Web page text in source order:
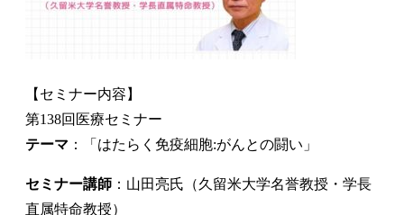
【セミナー内容】
第138回医療セミナー
テーマ ：「はたらく免疫細胞:がんとの闘い」
セミナー講師 ：山田亮氏（久留米大学名誉教授・学長
直属特命教授）